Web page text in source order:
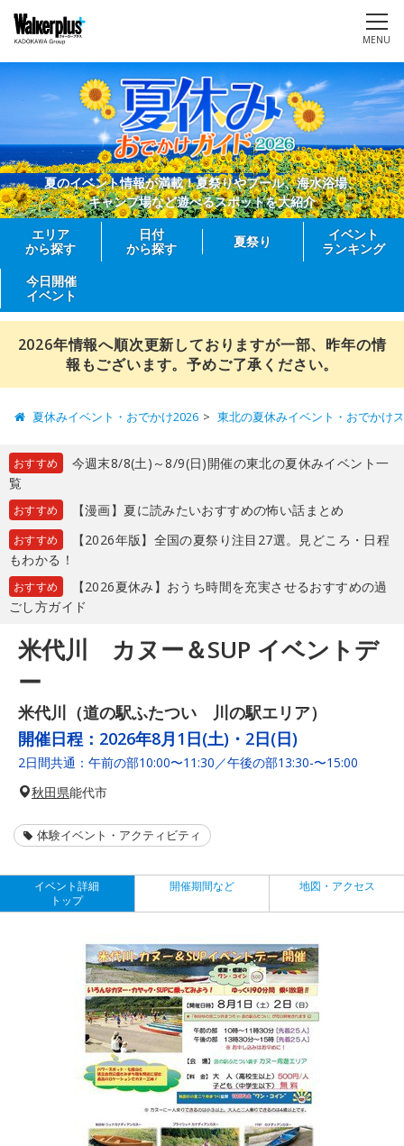
MENU
夏のイベント情報が満載！夏祭りやプール、海水浴場、
キャンプ場など遊べるスポットを大紹介
エリア
から探す
日付
から探す
夏祭り
イベント
ランキング
今日開催
イベント
2026年情報へ順次更新しておりますが一部、昨年の情
報もございます。予めご了承ください。
夏休みイベント・おでかけ2026 東北の夏休みイベント・おでかけ
おすすめ
今週末8/8(土)～8/9(日)開催の東北の夏休みイベント一
覧
おすすめ 【漫画】夏に読みたいおすすめの怖い話まとめ
おすすめ
【2026年版】全国の夏祭り注目27選。見どころ・日程
もわかる！
おすすめ
【2026夏休み】おうち時間を充実させるおすすめの過
ごし方ガイド
米代川 カヌー＆SUP イベントデ
ー
米代川（道の駅ふたつい 川の駅エリア）
開催日程： 2026年8月1日(土)・2日(日)
2日間共通：午前の部10:00〜11:30／午後の部13:30-〜15:00
秋田県能代市
体験イベント・アクティビティ
イベント詳細
トップ
開催期間など 地図・アクセス